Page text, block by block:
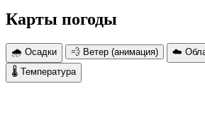
Карты погоды
🌧 Осадки 💨 Ветер (анимация)
☁️
🌡 Температура